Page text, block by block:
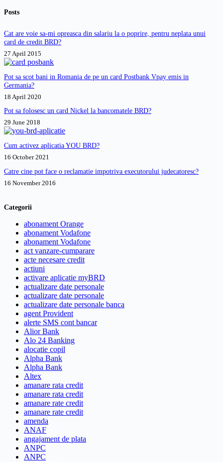
Posts
Cat are voie sa-mi opreasca din salariu la o poprire, pentru neplata unui
card de credit BRD?
27 April 2015
Pot sa scot bani in Romania de pe un card Postbank Vpay emis in
Germania?
18 April 2020
Pot sa folosesc un card Nickel la bancomatele BRD?
29 June 2018
Cum activez aplicatia YOU BRD?
16 October 2021
Catre cine pot face o reclamatie impotriva executorului judecatoresc?
16 November 2016
Categorii
abonament Orange
abonament Vodafone
abonament Vodafone
act vanzare-cumparare
acte necesare credit
actiuni
activare aplicatie myBRD
actualizare date personale
actualizare date personale
actualizare date personale banca
agent Provident
alerte SMS cont bancar
Alior Bank
Alo 24 Banking
alocatie copil
Alpha Bank
Alpha Bank
Altex
amanare rata credit
amanare rata credit
amanare rate credit
amanare rate credit
amenda
ANAF
angajament de plata
ANPC
ANPC